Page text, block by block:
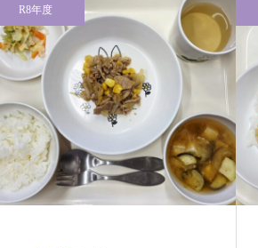
R8年度